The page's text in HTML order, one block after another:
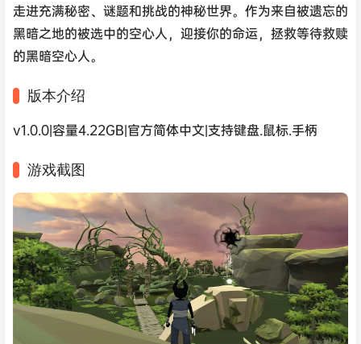
走进充满秘密、谜题和挑战的神秘世界。作为来自被遗忘的
黑暗之地的被选中的空心人，迎接你的命运，拯救等待救赎
的黑暗空心人。
版本介绍
v1.0.0|容量4.22GB|官方简体中文|支持键盘.鼠标.手柄
游戏截图